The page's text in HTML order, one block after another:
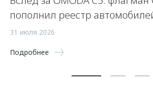
пополнил реестр
31 июля 2026
Подробнее